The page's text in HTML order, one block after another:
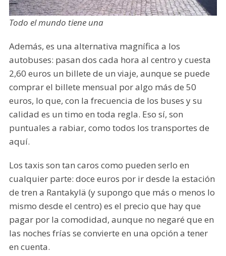
Todo el mundo tiene una
Además, es una alternativa magnífica a los
autobuses: pasan dos cada hora al centro y cuesta
2,60 euros un billete de un viaje, aunque se puede
comprar el billete mensual por algo más de 50
euros, lo que, con la frecuencia de los buses y su
calidad es un timo en toda regla. Eso sí, son
puntuales a rabiar, como todos los transportes de
aquí.
Los taxis son tan caros como pueden serlo en
cualquier parte: doce euros por ir desde la estación
de tren a Rantakylä (y supongo que más o menos lo
mismo desde el centro) es el precio que hay que
pagar por la comodidad, aunque no negaré que en
las noches frías se convierte en una opción a tener
en cuenta.